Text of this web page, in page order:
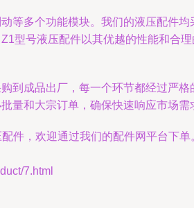
等多个功能模块。我们的液压配件
型号液压配件以其优越的性能和合
到成品出厂，每一个环节都经过严
量和大宗订单，确保快速响应市场需
件，欢迎通过我们的配件网平台下
7.html